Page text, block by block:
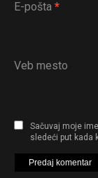
E-pošta *
Veb mesto
Sačuvaj moje
sledeći put kada